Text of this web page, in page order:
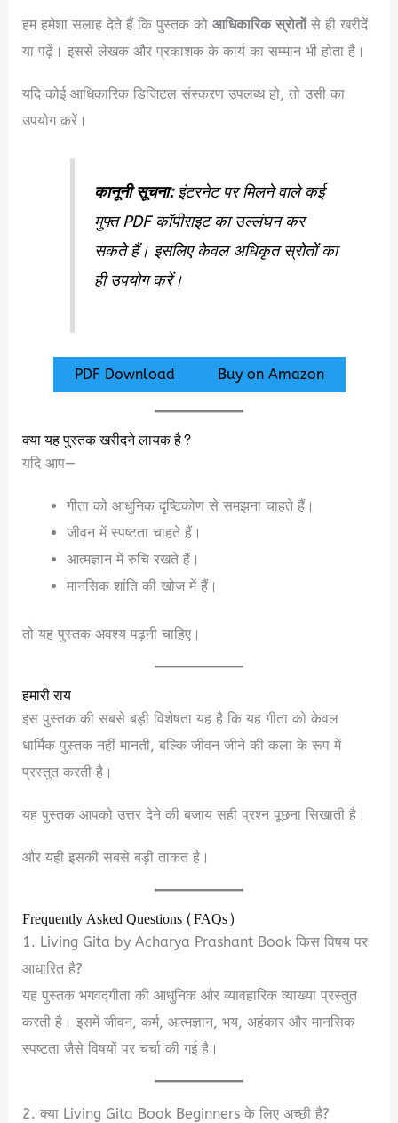
हम हमेशा सलाह देते हैं कि पुस्तक कोआधिकारिक स्रोतोंसे ही खरीदें
या पढ़ें। इससे लेखक और प्रकाशक के कार्य का सम्मान भी होता है।
यदि कोई आधिकारिक डिजिटल संस्करण उपलब्ध हो, तो उसी का
उपयोग करें।
कानूनी सूचना:इंटरनेट पर मिलने वाले कई
मुफ्त PDF कॉपीराइट का उल्लंघन कर
सकते हैं। इसलिए केवल अधिकृत स्रोतों का
ही उपयोग करें।
PDF Download Buy on Amazon
क्या यह पुस्तक खरीदने लायक है?
यदि आप—
गीता को आधुनिक दृष्टिकोण से समझना चाहते हैं।
जीवन में स्पष्टता चाहते हैं।
आत्मज्ञान में रुचि रखते हैं।
मानसिक शांति की खोज में हैं।
तो यह पुस्तक अवश्य पढ़नी चाहिए।
हमारी राय
इस पुस्तक की सबसे बड़ी विशेषता यह है कि यह गीता को केवल
धार्मिक पुस्तक नहीं मानती, बल्कि जीवन जीने की कला के रूप में
प्रस्तुत करती है।
यह पुस्तक आपको उत्तर देने की बजाय सही प्रश्न पूछना सिखाती है।
और यही इसकी सबसे बड़ी ताकत है।
Frequently Asked Questions (FAQs)
1. Living Gita by Acharya Prashant Book किस विषय पर
आधारित है?
यह पुस्तक भगवद्गीता की आधुनिक और व्यावहारिक व्याख्या प्रस्तुत
करती है। इसमें जीवन, कर्म, आत्मज्ञान, भय, अहंकार और मानसिक
स्पष्टता जैसे विषयों पर चर्चा की गई है।
2. क्या Living Gita Book Beginners के लिए अच्छी है?